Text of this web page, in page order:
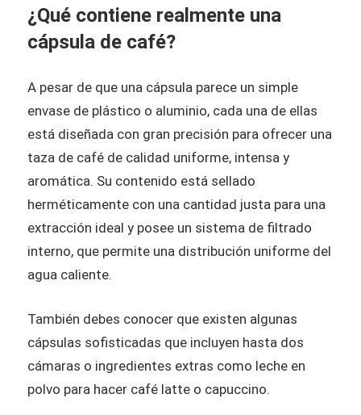
¿Qué contiene realmente una
cápsula de café?
A pesar de que una cápsula parece un simple
envase de plástico o aluminio, cada una de ellas
está diseñada con gran precisión para ofrecer una
taza de café de calidad uniforme, intensa y
aromática. Su contenido está sellado
herméticamente con una cantidad justa para una
extracción ideal y posee un sistema de filtrado
interno, que permite una distribución uniforme del
agua caliente.
También debes conocer que existen algunas
cápsulas sofisticadas que incluyen hasta dos
cámaras o ingredientes extras como leche en
polvo para hacer café latte o capuccino.